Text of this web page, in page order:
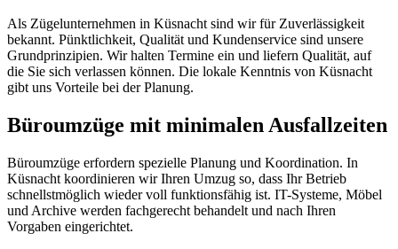
Als Zügelunternehmen in Küsnacht sind wir für Zuverlässigkeit
bekannt. Pünktlichkeit, Qualität und Kundenservice sind unsere
Grundprinzipien. Wir halten Termine ein und liefern Qualität, auf
die Sie sich verlassen können. Die lokale Kenntnis von Küsnacht
gibt uns Vorteile bei der Planung.
Büroumzüge mit minimalen Ausfallzeiten
Büroumzüge erfordern spezielle Planung und Koordination. In
Küsnacht koordinieren wir Ihren Umzug so, dass Ihr Betrieb
schnellstmöglich wieder voll funktionsfähig ist. IT-Systeme, Möbel
und Archive werden fachgerecht behandelt und nach Ihren
Vorgaben eingerichtet.